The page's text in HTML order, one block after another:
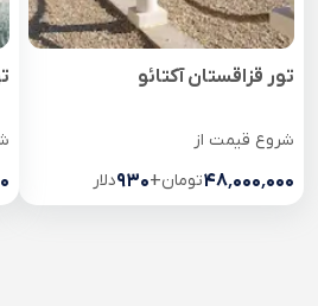
تور قزاقستان آکتائو
شروع قیمت از
۴۸٬۰۰۰٬۰۰۰تومان+۹۳۰دلار